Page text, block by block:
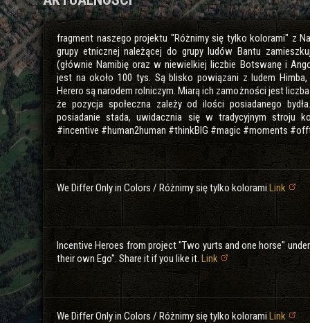
fragment naszego projektu "Różnimy się tylko kolorami" z
grupy etnicznej należącej do grupy ludów Bantu
(głównie Namibię oraz w niewielkiej liczbie Botswanę i
jest na około 100 tys. Są blisko powiązani z ludem
Herero są narodem rolniczym. Miarą ich zamożności jest
że pozycja społeczna zależy od ilości posiadanego
posiadanie stada, uwidacznia się w tradycyjnym stroju
#incentive #human2human #thinkBIG #magic #moments
We Differ Only in Colors / Różnimy się tylko kolorami Link
Incentive Heroes from project "Two yurts and one horse"
their own Ego". Share it if you like it. Link
We Differ Only in Colors / Różnimy się tylko koloramiLink